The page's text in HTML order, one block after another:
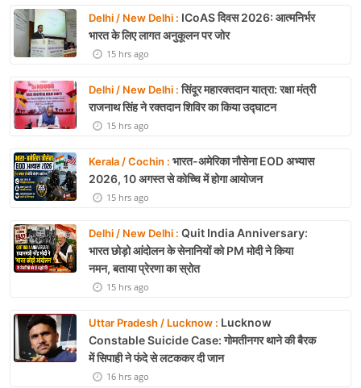
Delhi / New Delhi : ICoAS दिवस 2026: आत्मनिर्भर
भारत के लिए लागत अनुकूलन पर जोर
15 hrs ago
Delhi / New Delhi :सिंदूर महारक्तदान यात्रा: रक्षा मंत्री
राजनाथ सिंह ने रक्तदान शिविर का किया उद्घाटन
15 hrs ago
Kerala / Cochin : भारत-अमेरिका नौसेना EOD अभ्यास
2026, 10 अगस्त से कोच्चि में होगा आयोजन
15 hrs ago
Delhi / New Delhi : Quit India Anniversary:
भारत छोड़ो आंदोलन के सेनानियों को PM मोदी ने किया
नमन, बताया प्रेरणा का स्रोत
15 hrs ago
Uttar Pradesh / Lucknow : Lucknow
Constable Suicide Case: गोमतीनगर थाने की बैरक
में सिपाही ने फंदे से लटककर दी जान
16 hrs ago